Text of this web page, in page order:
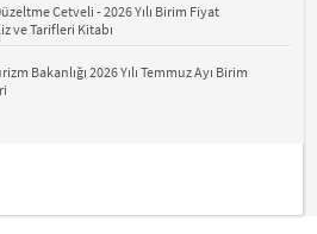
Cetveli - 2026 Yılı Birim Fiyat
ve Tarifleri Kitabı
Bakanlığı 2026 Yılı Temmuz Ayı Birim